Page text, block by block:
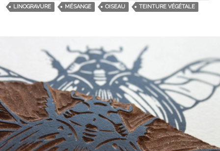
LINOGRAVURE
MÉSANGE OISEAU TEINTURE VÉGÉTALE